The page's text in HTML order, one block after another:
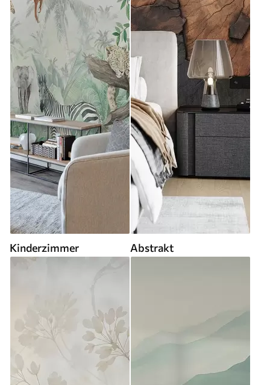
Kinderzimmer Abstrakt